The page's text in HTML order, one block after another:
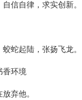
信自律，求实创新。
蛇起陆，张扬飞龙。
香环境
弃他。